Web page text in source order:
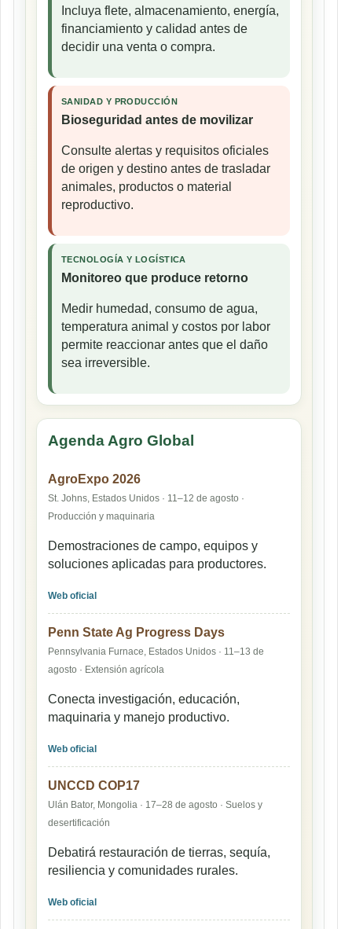
Incluya flete, almacenamiento, energía,
financiamiento y calidad antes de
decidir una venta o compra.
SANIDAD Y PRODUCCIÓN
Bioseguridad antes de movilizar
Consulte alertas y requisitos oficiales
de origen y destino antes de trasladar
animales, productos o material
reproductivo.
TECNOLOGÍA Y LOGÍSTICA
Monitoreo que produce retorno
Medir humedad, consumo de agua,
temperatura animal y costos por labor
permite reaccionar antes que el daño
sea irreversible.
Agenda Agro Global
AgroExpo 2026
St. Johns, Estados Unidos · 11–12 de agosto ·
Producción y maquinaria
Demostraciones de campo, equipos y
soluciones aplicadas para productores.
Web oficial
Penn State Ag Progress Days
Pennsylvania Furnace, Estados Unidos · 11–13 de
agosto · Extensión agrícola
Conecta investigación, educación,
maquinaria y manejo productivo.
Web oficial
UNCCD COP17
Ulán Bator, Mongolia · 17–28 de agosto · Suelos y
desertificación
Debatirá restauración de tierras, sequía,
resiliencia y comunidades rurales.
Web oficial